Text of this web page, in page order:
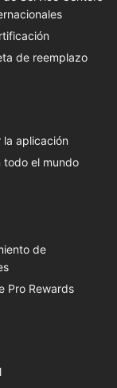
de reemplazo
la aplicación
todo el mundo
de
Pro Rewards